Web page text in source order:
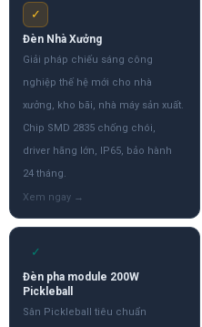
✓
Đèn Nhà Xưởng
Giải pháp chiếu sáng công
nghiệp thế hệ mới cho nhà
xưởng, kho bãi, nhà máy sản xuất.
Chip SMD 2835 chống chói,
driver hãng lớn, IP65, bảo hành
24 tháng.
✓
Đèn pha module 200W
Pickleball
Sân Pickleball tiêu chuẩn